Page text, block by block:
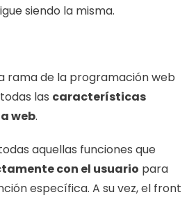
siendo la misma.
rama de la programación web
las características
web.
aquellas funciones que
con el usuario para
específica. A su vez, el front